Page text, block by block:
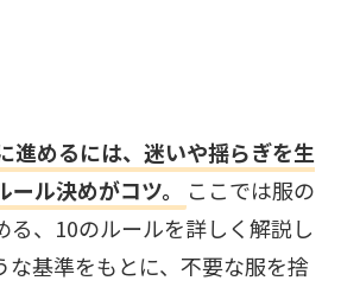
進めるには、迷いや揺らぎを生
ル決めがコツ。
ここでは服の
る、10のルールを詳しく解説し
な基準をもとに、不要な服を捨